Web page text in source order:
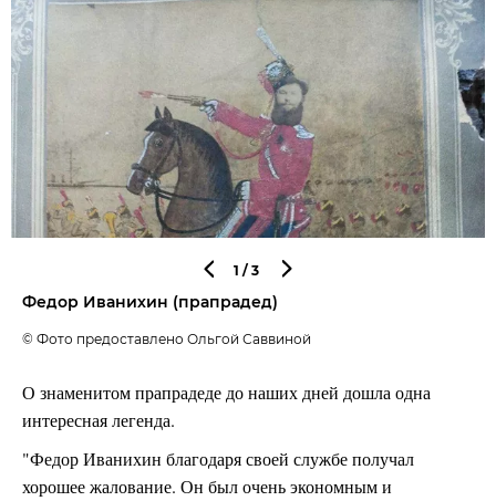
1 /3
Федор Иванихин (прапрадед)
© Фото предоставлено Ольгой Саввиной
О знаменитом прапрадеде до наших дней дошла одна
интересная легенда.
"Федор Иванихин благодаря своей службе получал
хорошее жалование. Он был очень экономным и